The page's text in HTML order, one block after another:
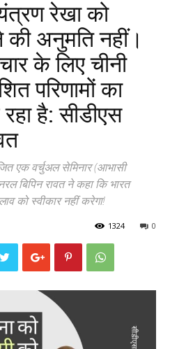
रेखा को
की अनुमति नहीं।
के लिए चीनी
परिणामों का
है: सीडीएस
एक वर्चुअल सेमिनार (आभासी
बिपिन रावत ने कहा कि भारत
को स्वीकार नहीं करेगा!
0
1324